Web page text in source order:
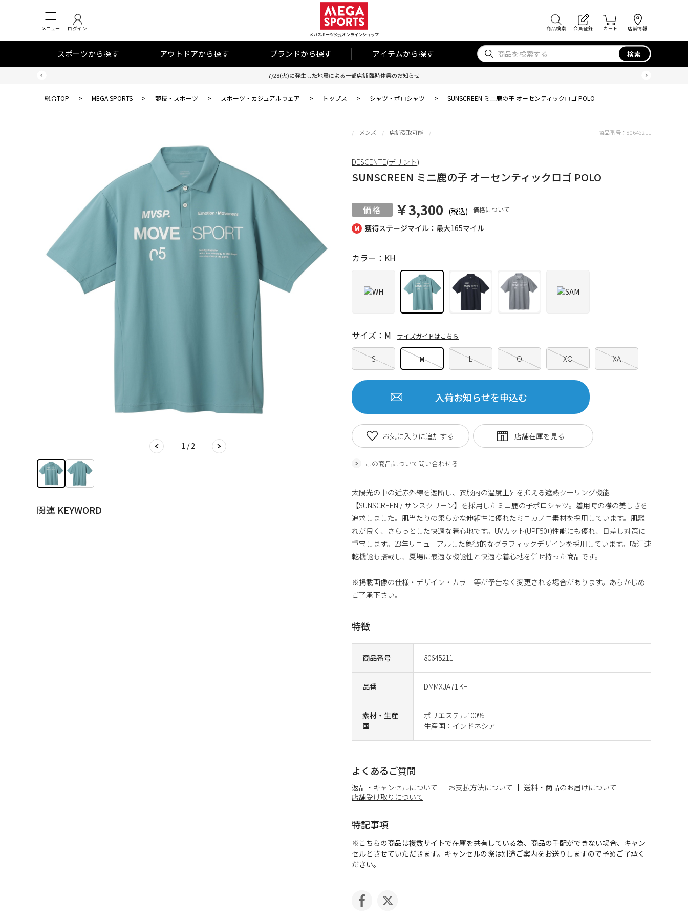
メニュー ログイン
メガスポーツ公式オンラインショップ
商品検索 会員登録 カート 店舗情報
スポーツから探す アウトドアから探す ブランドから探す アイテムから探す 検索
7/28(火)に発生した地震による一部店舗 臨時休業のお知らせ
総合TOP > MEGA SPORTS > 競技・スポーツ > スポーツ・カジュアルウェア > トップス > シャツ・ポロシャツ > SUNSCREEN ミニ鹿の子 オーセンティックロゴ POLO
1 / 2
関連 KEYWORD
獲得ステージマイル：最大165マイル
メンズ 店舗受取可能
SUNSCREEN ミニ鹿の子 オーセンティックロゴ POLO
￥3,300 (税込) 価格について
商品番号 80645211
品番 DMMXJA71 KH
素材・生産
国
ポリエステル100%
生産国：インドネシア
カラー：KH
S M L O XO XA
サイズ：M サイズガイドはこちら
入荷お知らせを申込む
この商品について問い合わせる
お気に入りに追加する
商品番号： 80645211
DESCENTE(デサント)
太陽光の中の近赤外線を遮断し、衣服内の温度上昇を抑える遮熱クーリング機能
【SUNSCREEN / サンスクリーン】を採用したミニ鹿の子ポロシャツ。着用時の襟の美しさを
追求しました。肌当たりの柔らかな伸縮性に優れたミニカノコ素材を採用しています。肌離
れが良く、さらっとした快適な着心地です。UVカット(UPF50+)性能にも優れ、日差し対策に
重宝します。23年リニューアルした象徴的なグラフィックデザインを採用しています。吸汗速
乾機能も搭載し、夏場に最適な機能性と快適な着心地を併せ持った商品です。
※掲載画像の仕様・デザイン・カラー等が予告なく変更される場合があります。あらかじめ
ご了承下さい。
特徴
よくあるご質問
返品・キャンセルについて お支払方法について
送料・商品のお届けについて
店舗受け取りについて
特記事項
※こちらの商品は複数サイトで在庫を共有している為、商品の手配ができない場合、キャン
セルとさせていただきます。キャンセルの際は別途ご案内をお送りしますので予めご了承く
ださい。